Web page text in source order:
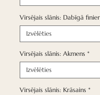
Virsējais slānis: Dabīgā
Virsējais slānis: Akmens *
Virsējais slānis: Krāsains *